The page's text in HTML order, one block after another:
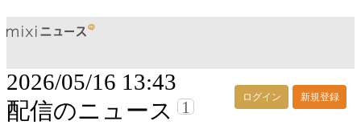
ログイン 新規登録
2026/05/16 13:43
配信のニュース
1